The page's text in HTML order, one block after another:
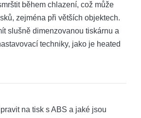
během chlazení, což může
zejména při větších objektech.
slušně dimenzovanou tiskárnu a
techniky, jako je heated
na tisk s ABS a jaké jsou